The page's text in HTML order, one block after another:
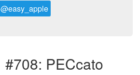
@easy_apple
#708: PECcato